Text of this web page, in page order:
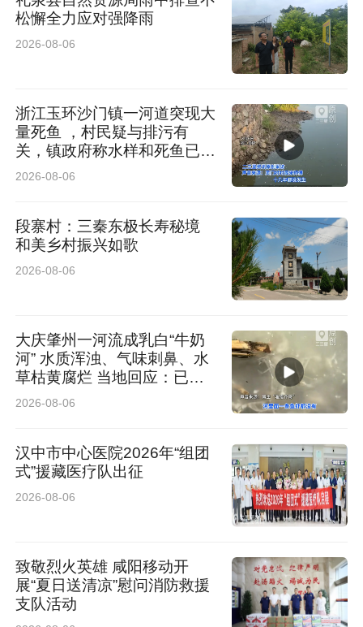
松懈全力应对强降雨
2026-08-06
浙江玉环沙门镇一河道突现大
量死鱼 ，村民疑与排污有
关，镇政府称水样和死鱼已送
检
2026-08-06
段寨村：三秦东极长寿秘境
和美乡村振兴如歌
2026-08-06
大庆肇州一河流成乳白“牛奶
河” 水质浑浊、气味刺鼻、水
草枯黄腐烂 当地回应：已介
入排查
2026-08-06
汉中市中心医院2026年“组团
式”援藏医疗队出征
2026-08-06
致敬烈火英雄 咸阳移动开
展“夏日送清凉”慰问消防救援
支队活动